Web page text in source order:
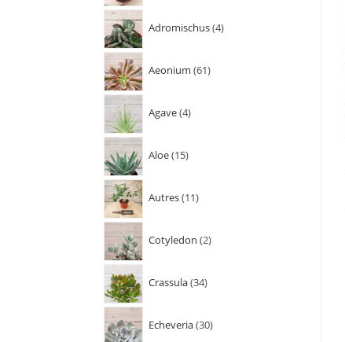
Adromischus 4
Aeonium 61
Agave 4
Aloe 15
Autres 11
Cotyledon 2
Crassula 34
Echeveria 30